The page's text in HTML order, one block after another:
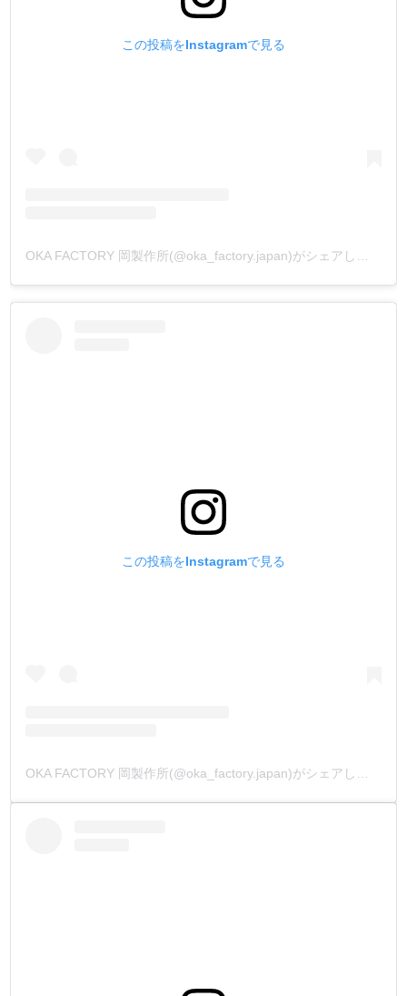
この投稿をInstagramで見る
OKA FACTORY 岡製作所(@oka_factory.japan)がシェアした投稿
この投稿をInstagramで見る